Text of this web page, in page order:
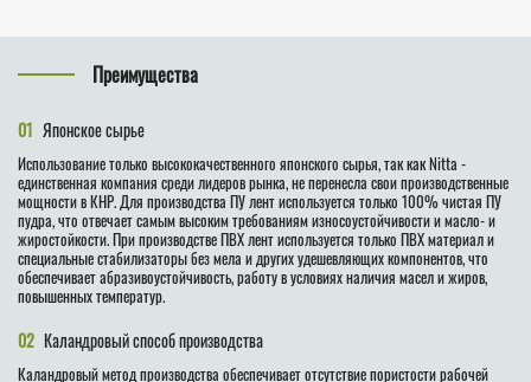
Преимущества
01 Японское сырье
Использование только высококачественного японского сырья, так как Nitta -
единственная компания среди лидеров рынка, не перенесла свои производственные
мощности в КНР. Для производства ПУ лент используется только 100% чистая ПУ
пудра, что отвечает самым высоким требованиям износоустойчивости и масло- и
жиростойкости. При производстве ПВХ лент используется только ПВХ материал и
специальные стабилизаторы без мела и других удешевляющих компонентов, что
обеспечивает абразивоустойчивость, работу в условиях наличия масел и жиров,
повышенных температур.
02 Каландровый способ производства
Каландровый метод производства обеспечивает отсутствие пористости рабочей